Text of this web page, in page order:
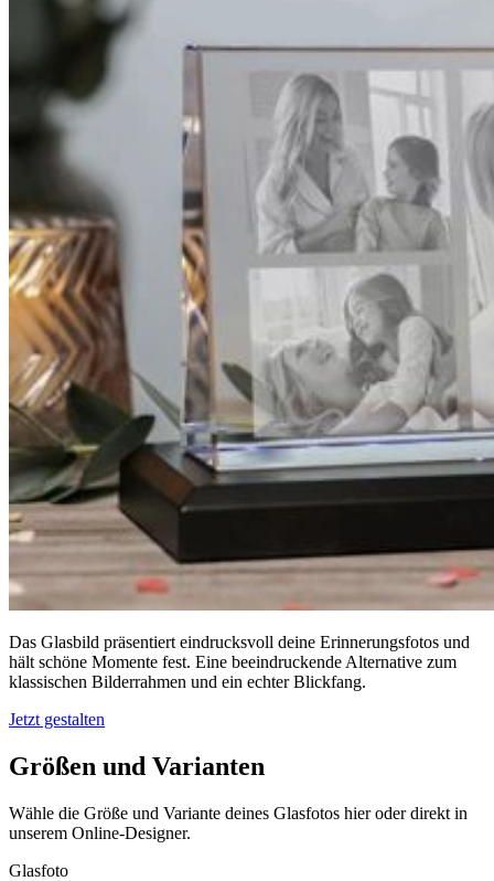
Das Glasbild präsentiert eindrucksvoll deine Erinnerungsfotos und
hält schöne Momente fest. Eine beeindruckende Alternative zum
klassischen Bilderrahmen und ein echter Blickfang.
Jetzt gestalten
Größen und Varianten
Wähle die Größe und Variante deines Glasfotos hier oder direkt in
unserem Online-Designer.
Glasfoto